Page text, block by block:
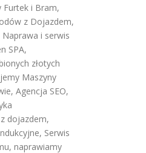
Furtek i Bram,
z Dojazdem,
Naprawa i serwis
SPA,
złotych
Maszyny
, Agencja SEO,
dojazdem,
, Serwis
, naprawiamy